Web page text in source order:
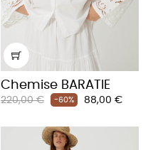
Chemise BARATIE
Prix
220,00 € -60% Prix
88,00 €